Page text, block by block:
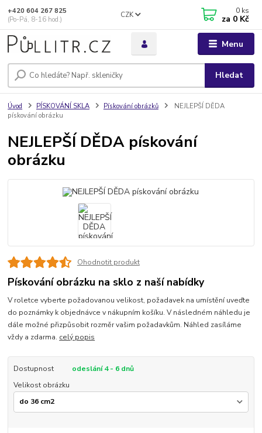
Menu
CZK
Hledat
+420 604 267 825
(Po-Pá, 8-16 hod.)
0 ks
za 0 Kč
Úvod PÍSKOVÁNÍ SKLA Pískování obrázků
NEJLEPŠÍ DĚDA
pískování obrázku
NEJLEPŠÍ DĚDA pískování
obrázku
Ohodnotit produkt
Pískování obrázku na sklo z naší nabídky
V roletce vyberte požadovanou velikost, požadavek na umístění uveďte
do poznámky k objednávce v nákupním košíku. V následném náhledu je
dále možné přizpůsobit rozměr vašim požadavkům. Náhled zasíláme
vždy a zdarma. celý popis
Dostupnost
odeslání 4 - 6 dnů
Velikost obrázku